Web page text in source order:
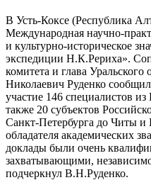
В Усть-Коксе (Республика
Международная научно-
и культурно-историческое
экспедиции Н.К.Рериха».
комитета и глава
Николаевич Руденко
участие 146 специалистов
также 20 субъектов
Санкт-Петербурга до Читы и
обладателя академических
доклады были очень
захватывающими,
подчеркнул В.Н.Руденко.